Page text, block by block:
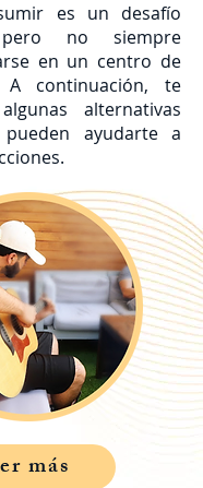
es un desafío
pero no siempre
en un centro de
A continuación, te
alternativas
ayudarte a
más